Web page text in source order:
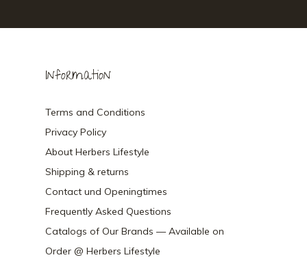
Information
Terms and Conditions
Privacy Policy
About Herbers Lifestyle
Shipping & returns
Contact und Openingtimes
Frequently Asked Questions
Catalogs of Our Brands — Available on
Order @ Herbers Lifestyle